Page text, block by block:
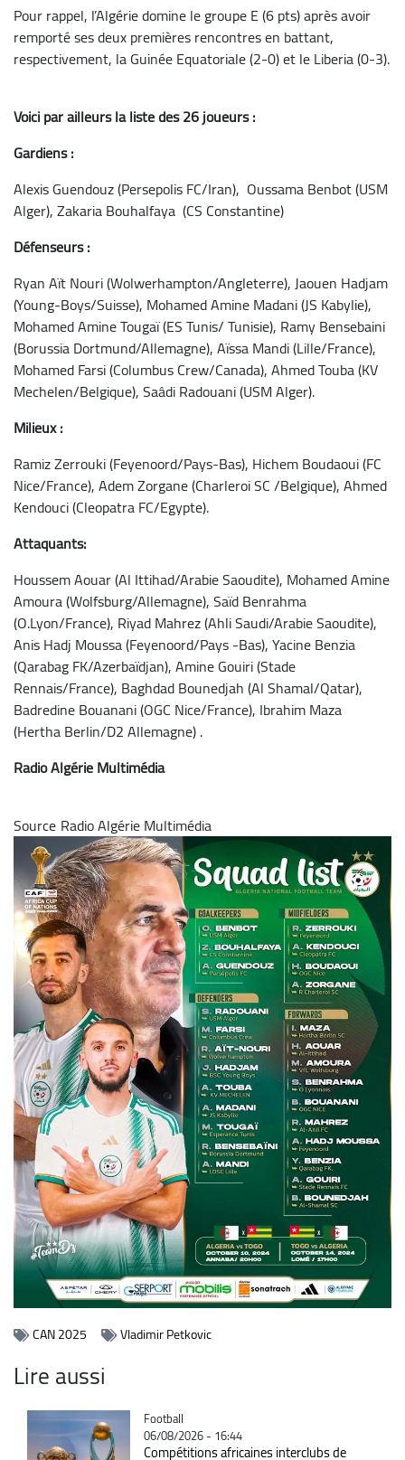
Pour rappel, l’Algérie domine le groupe E (6 pts) après avoir
remporté ses deux premières rencontres en battant,
respectivement, la Guinée Equatoriale (2-0) et le Liberia (0-3).
Voici par ailleurs la liste des 26 joueurs :
Gardiens :
Alexis Guendouz (Persepolis FC/Iran), Oussama Benbot (USM
Alger), Zakaria Bouhalfaya (CS Constantine)
Défenseurs :
Ryan Aït Nouri (Wolwerhampton/Angleterre), Jaouen Hadjam
(Young-Boys/Suisse), Mohamed Amine Madani (JS Kabylie),
Mohamed Amine Tougaï (ES Tunis/ Tunisie), Ramy Bensebaini
(Borussia Dortmund/Allemagne), Aïssa Mandi (Lille/France),
Mohamed Farsi (Columbus Crew/Canada), Ahmed Touba (KV
Mechelen/Belgique), Saâdi Radouani (USM Alger).
Milieux :
Ramiz Zerrouki (Feyenoord/Pays-Bas), Hichem Boudaoui (FC
Nice/France), Adem Zorgane (Charleroi SC /Belgique), Ahmed
Kendouci (Cleopatra FC/Egypte).
Attaquants:
Houssem Aouar (Al Ittihad/Arabie Saoudite), Mohamed Amine
Amoura (Wolfsburg/Allemagne), Saïd Benrahma
(O.Lyon/France), Riyad Mahrez (Ahli Saudi/Arabie Saoudite),
Anis Hadj Moussa (Feyenoord/Pays -Bas), Yacine Benzia
(Qarabag FK/Azerbaïdjan), Amine Gouiri (Stade
Rennais/France), Baghdad Bounedjah (Al Shamal/Qatar),
Badredine Bouanani (OGC Nice/France), Ibrahim Maza
(Hertha Berlin/D2 Allemagne) .
Radio Algérie Multimédia
Source Radio Algérie Multimédia
Image
CAN 2025 Vladimir Petkovic
Lire aussi
Catégorie
Football
06/08/2026 - 16:44
Compétitions africaines interclubs de